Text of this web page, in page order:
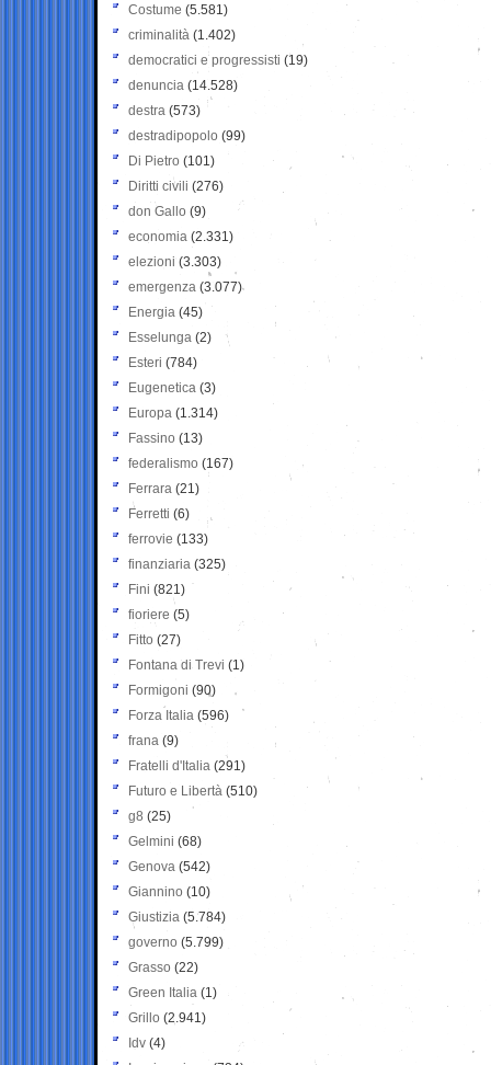
Costume (5.581)
criminalità (1.402)
democratici e progressisti (19)
denuncia (14.528)
destra (573)
destradipopolo (99)
Di Pietro (101)
Diritti civili (276)
don Gallo (9)
economia (2.331)
elezioni (3.303)
emergenza (3.077)
Energia (45)
Esselunga (2)
Esteri (784)
Eugenetica (3)
Europa (1.314)
Fassino (13)
federalismo (167)
Ferrara (21)
Ferretti (6)
ferrovie (133)
finanziaria (325)
Fini (821)
fioriere (5)
Fitto (27)
Fontana di Trevi (1)
Formigoni (90)
Forza Italia (596)
frana (9)
Fratelli d'Italia (291)
Futuro e Libertà (510)
g8 (25)
Gelmini (68)
Genova (542)
Giannino (10)
Giustizia (5.784)
governo (5.799)
Grasso (22)
Green Italia (1)
Grillo (2.941)
Idv (4)